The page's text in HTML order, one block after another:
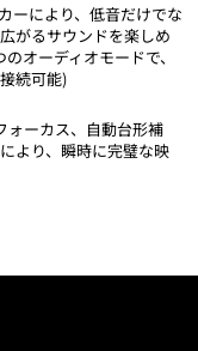
ーにより、低音だけでな
がるサウンドを楽しめ
オーディオモードで、
続可能)
ォーカス、自動台形補
より、瞬時に完璧な映